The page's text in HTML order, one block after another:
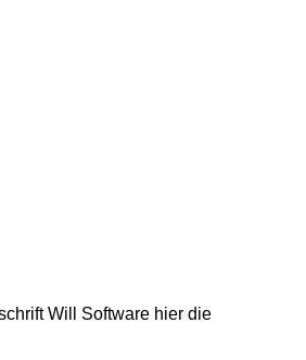
Will Software hier die